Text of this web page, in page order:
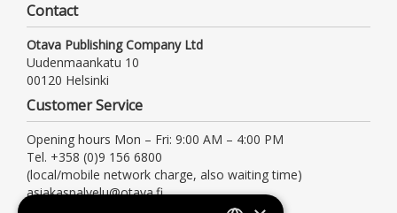
Contact
Otava Publishing Company Ltd
Uudenmaankatu 10
00120 Helsinki
Customer Service
Opening hours Mon – Fri: 9:00 AM – 4:00 PM
Tel. +358 (0)9 156 6800
(local/mobile network charge, also waiting time)
asiakaspalvelu@otava.fi